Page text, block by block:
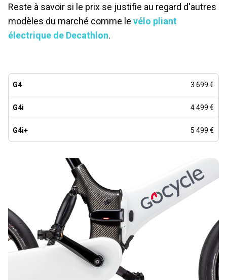
Reste à savoir si le prix se justifie au regard d'autres
modèles du marché comme le vélo pliant
électrique de Decathlon.
G4 3 699 €
G4i 4 499 €
G4i+ 5 499 €